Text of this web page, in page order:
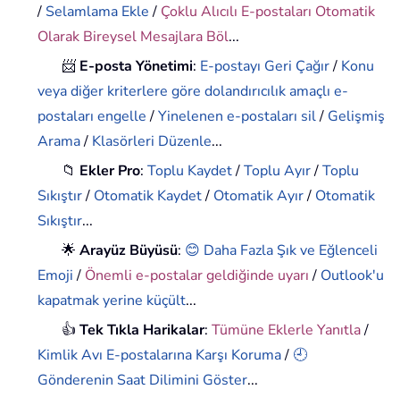
/ Selamlama Ekle/ Çoklu Alıcılı E-postaları Otomatik
Olarak Bireysel Mesajlara Böl...
📨 E-posta Yönetimi: E-postayı Geri Çağır/ Konu
veya diğer kriterlere göre dolandırıcılık amaçlı e-
postaları engelle/Yinelenen e-postaları sil/ Gelişmiş
Arama/ Klasörleri Düzenle...
📁 Ekler Pro:Toplu Kaydet/Toplu Ayır/Toplu
Sıkıştır/ Otomatik Kaydet/ Otomatik Ayır/ Otomatik
Sıkıştır...
🌟Arayüz Büyüsü: 😊 Daha Fazla Şık ve Eğlenceli
Emoji/ Önemli e-postalar geldiğinde uyarı/ Outlook'u
kapatmak yerine küçült...
👍Tek Tıkla Harikalar:Tümüne Eklerle Yanıtla/
Kimlik Avı E-postalarına Karşı Koruma/ 🕘
Gönderenin Saat Dilimini Göster...